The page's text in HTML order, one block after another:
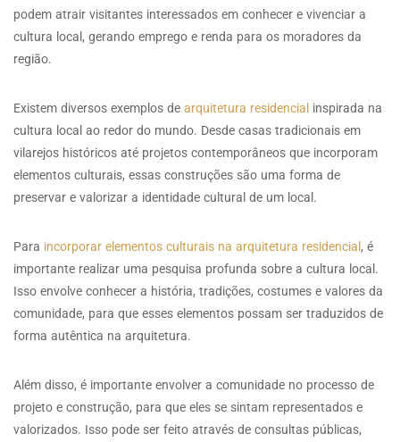
podem atrair visitantes interessados em conhecer e vivenciar a
cultura local, gerando emprego e renda para os moradores da
região.
Existem diversos exemplos de arquitetura residencial inspirada na
cultura local ao redor do mundo. Desde casas tradicionais em
vilarejos históricos até projetos contemporâneos que incorporam
elementos culturais, essas construções são uma forma de
preservar e valorizar a identidade cultural de um local.
Para incorporar elementos culturais na arquitetura residencial , é
importante realizar uma pesquisa profunda sobre a cultura local.
Isso envolve conhecer a história, tradições, costumes e valores da
comunidade, para que esses elementos possam ser traduzidos de
forma autêntica na arquitetura.
Além disso, é importante envolver a comunidade no processo de
projeto e construção, para que eles se sintam representados e
valorizados. Isso pode ser feito através de consultas públicas,